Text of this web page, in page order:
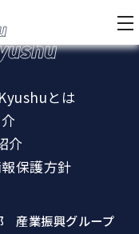
とは
介
保護方針
産業振興グループ